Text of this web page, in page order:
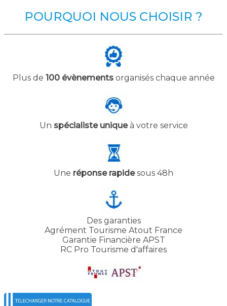
POURQUOI NOUS CHOISIR ?
Plus de 100 évènementsorganisés chaque année
Un spécialiste uniqueà votre service
Une réponse rapidesous 48h
Des garanties
Agrément Tourisme Atout France
Garantie Financière APST
RC Pro Tourisme d'affaires